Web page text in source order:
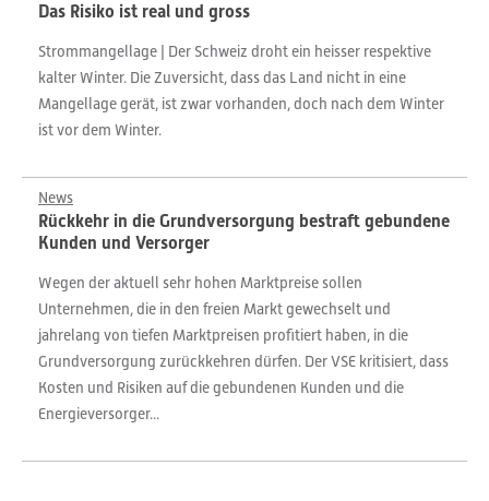
Das Risiko ist real und gross
Strommangellage | Der Schweiz droht ein heisser ­respektive
kalter Winter. Die Zuversicht, dass das Land nicht in eine
Mangellage gerät, ist zwar vorhanden, doch nach dem Winter
ist vor dem Winter.
News
Rückkehr in die Grundversorgung bestraft gebundene
Kunden und Versorger
Wegen der aktuell sehr hohen Marktpreise sollen
Unternehmen, die in den freien Markt gewechselt und
jahrelang von tiefen Marktpreisen profitiert haben, in die
Grundversorgung zurückkehren dürfen. Der VSE kritisiert, dass
Kosten und Risiken auf die gebundenen Kunden und die
Energieversorger...